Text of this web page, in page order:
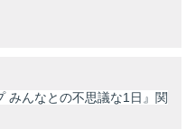
みんなとの不思議な1日』関